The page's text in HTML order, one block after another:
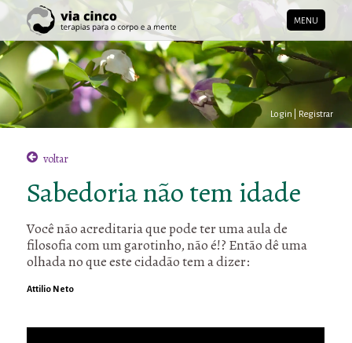
MENU
Login Registrar
voltar
Sabedoria não tem idade
Você não acreditaria que pode ter uma aula de
filosofia com um garotinho, não é!? Então dê uma
olhada no que este cidadão tem a dizer:
Attilio Neto